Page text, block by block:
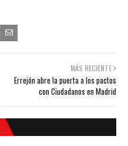
MÁS RECIENTE
Errejón abre la puerta a los pactos
con Ciudadanos en Madrid